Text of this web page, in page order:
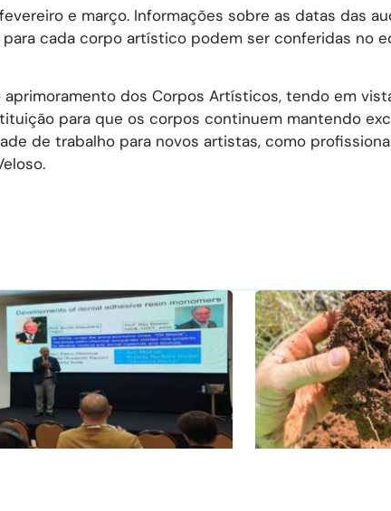
e março. Informações sobre as datas das
cada corpo artístico podem ser conferidas no
dos Corpos Artísticos, tendo em
para que os corpos continuem mantendo
de trabalho para novos artistas, como